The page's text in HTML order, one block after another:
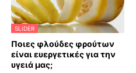
SLIDER
Ποιες φλούδες φρούτων
είναι ευεργετικές για την
υγειά μας;